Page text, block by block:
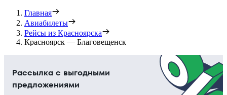
Главная
Авиабилеты
Рейсы из Красноярска
Красноярск — Благовещенск
Рассылка с выгодными
предложениями